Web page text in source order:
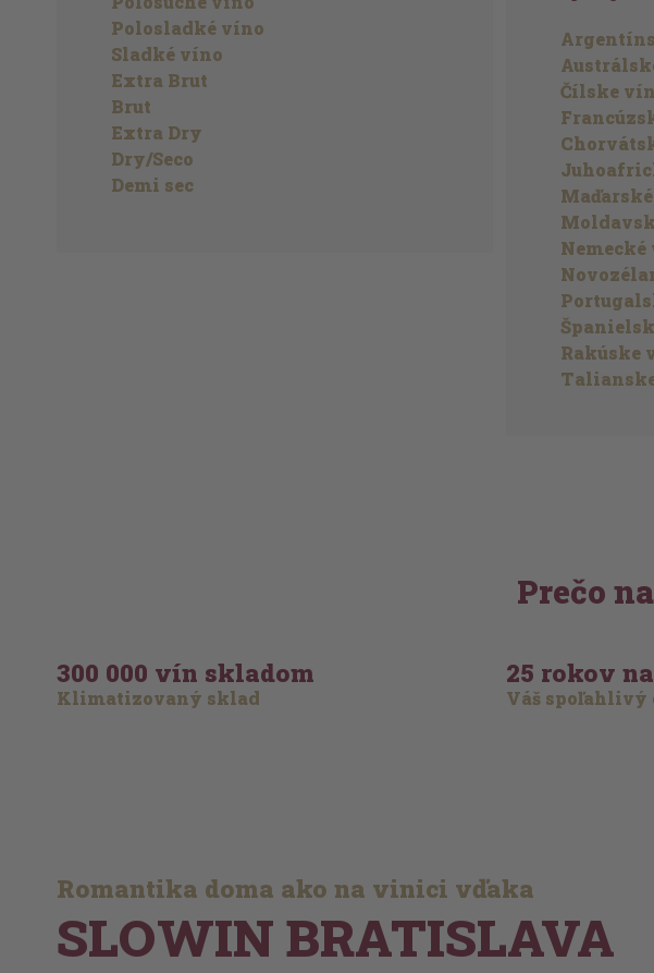
Polosladké víno
Sladké víno
Extra Brut
Brut
Extra Dry
Dry/Seco
Demi sec
Čílske
Nemecké
Rakúske
Prečo
300 000 vín skladom
Klimatizovaný sklad
25 rokov
Váš spoľahlivý
Romantika doma ako na vinici vďaka
SLOWIN BRATISLAVA